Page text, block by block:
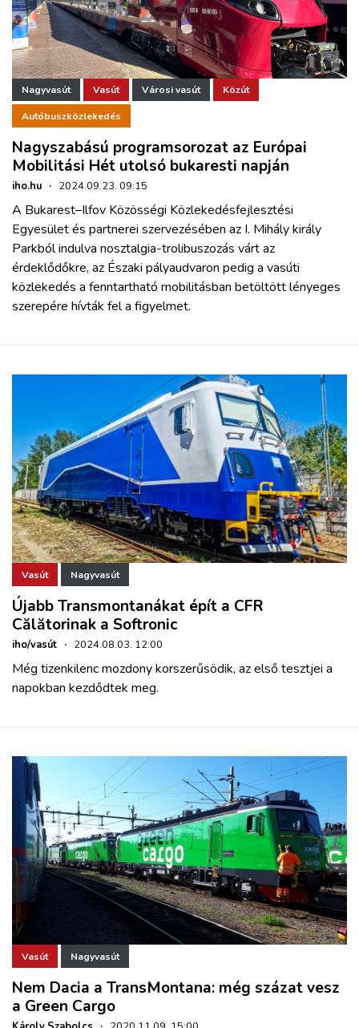
Nagyvasút Vasút Városi vasút Közút
Autóbuszközlekedés
Nagyszabású programsorozat az Európai
Mobilitási Hét utolsó bukaresti napján
iho.hu · 2024.09.23. 09:15
A Bukarest–Ilfov Közösségi Közlekedésfejlesztési
Egyesület és partnerei szervezésében az I. Mihály király
Parkból indulva nosztalgia-trolibuszozás várt az
érdeklődőkre, az Északi pályaudvaron pedig a vasúti
közlekedés a fenntartható mobilitásban betöltött lényeges
szerepére hívták fel a figyelmet.
Vasút Nagyvasút
Újabb Transmontanákat épít a CFR
Călătorinak a Softronic
iho/vasút · 2024.08.03. 12:00
Még tizenkilenc mozdony korszerűsödik, az első tesztjei a
napokban kezdődtek meg.
Vasút Nagyvasút
Nem Dacia a TransMontana: még százat vesz
a Green Cargo